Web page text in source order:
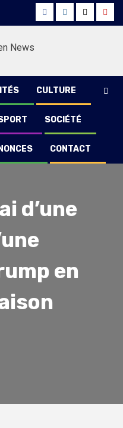
FacebookInstagram
Twitter
CULTURE
SOCIÉTÉ
CONTACT
d’une
en